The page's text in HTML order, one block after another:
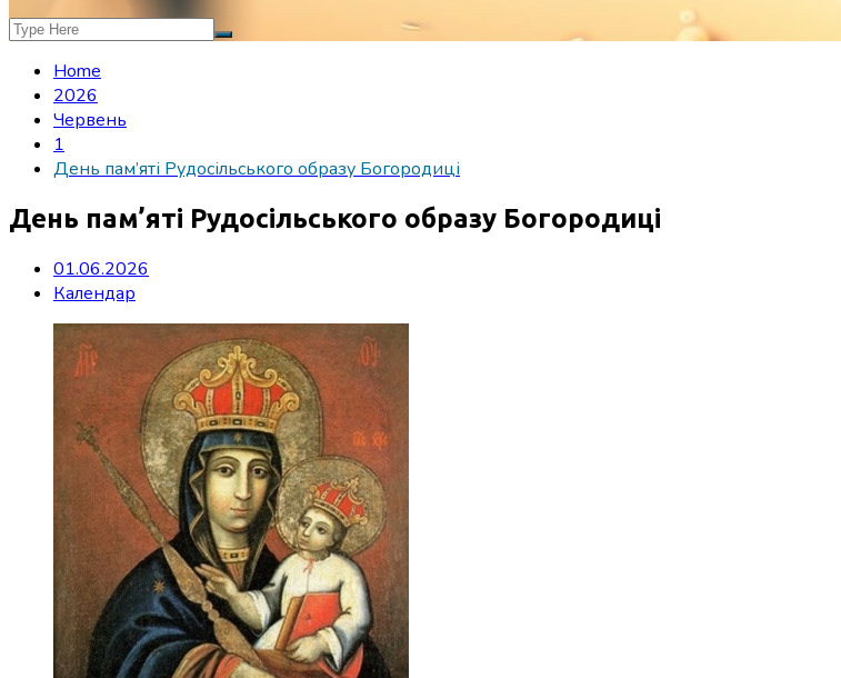
Home
2026
Червень
1
День пам’яті Рудосільського образу Богородиці
День пам’яті Рудосільського образу Богородиці
01.06.2026
Календар